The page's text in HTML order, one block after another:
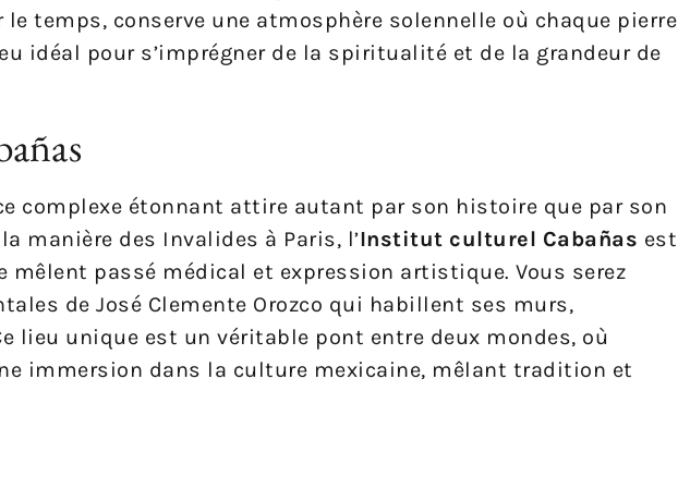
temps, conserve une atmosphère solennelle où chaque pierre
idéal pour s’imprégner de la spiritualité et de la grandeur de
complexe étonnant attire autant par son histoire que par son
manière des Invalides à Paris, l’Institut culturel Cabañas est
mêlent passé médical et expression artistique. Vous serez
de José Clemente Orozco qui habillent ses murs,
lieu unique est un véritable pont entre deux mondes, où
immersion dans la culture mexicaine, mêlant tradition et